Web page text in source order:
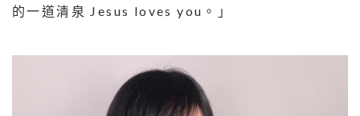
的一道清泉
Jesus loves you 。」